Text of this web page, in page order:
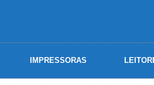
IMPRESSORAS